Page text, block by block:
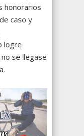
honorarios
caso y
logre
se llegase